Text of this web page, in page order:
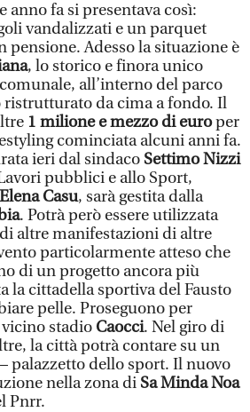
anno fa si presentava così:
vandalizzati e un parquet
pensione. Adesso la situazione è
, lo storico e finora unico
all’interno del parco
ristrutturato da cima a fondo. Il
1 milione e mezzo di europer
cominciata alcuni anni fa.
ieri dal sindaco Settimo Nizzi
pubblici e allo Sport,
Elena Casu, sarà gestita dalla
. Potrà però essere utilizzata
altre manifestazioni di altre
particolarmente atteso che
di un progetto ancora più
la cittadella sportiva del Fausto
pelle. Proseguono per
stadio Caocci. Nel giro di
la città potrà contare su un
palazzetto dello sport. Il nuovo
nella zona di Sa Minda Noa
Pnrr.